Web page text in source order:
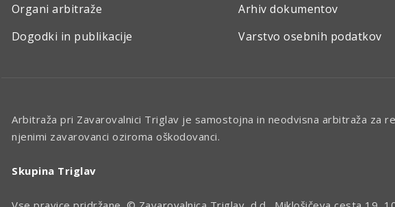
Organi arbitraže
Dogodki in publikacije
Arhiv dokumentov
Varstvo osebnih podatkov
Arbitraža pri Zavarovalnici Triglav je samostojna in neodvisna arbitraža za
njenimi zavarovanci oziroma oškodovanci.
Skupina Triglav